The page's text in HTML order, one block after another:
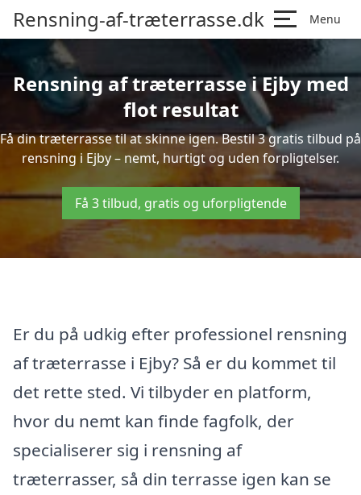
Rensning-af-træterrasse.dk Menu
Rensning af træterrasse i Ejby med
flot resultat
Få din træterrasse til at skinne igen. Bestil 3 gratis tilbud på
rensning i Ejby – nemt, hurtigt og uden forpligtelser.
Få 3 tilbud, gratis og uforpligtende
Er du på udkig efter professionel rensning
af træterrasse i Ejby? Så er du kommet til
det rette sted. Vi tilbyder en platform,
hvor du nemt kan finde fagfolk, der
specialiserer sig i rensning af
træterrasser, så din terrasse igen kan se